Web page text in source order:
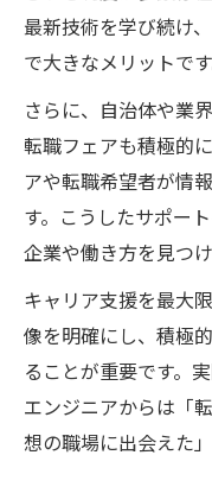
最新技術を学び続け
で大きなメリットです
さらに、自治体や業
転職フェアも積極的
アや転職希望者が情
す。こうしたサポー
企業や働き方を見つ
キャリア支援を最大
像を明確にし、積極
ることが重要です。
エンジニアからは「
想の職場に出会えた